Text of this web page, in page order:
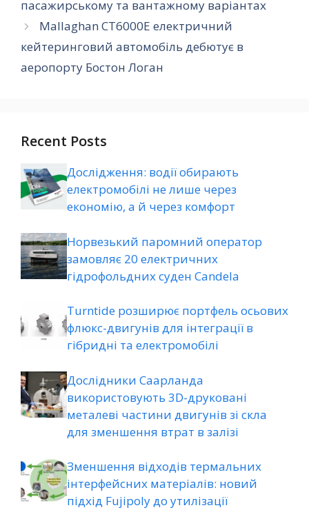
пасажирському та вантажному варіантах
Mallaghan CT6000E електричний
кейтеринговий автомобіль дебютує в
аеропорту Бостон Логан
Recent Posts
Дослідження: водії обирають
електромобілі не лише через
економію, а й через комфорт
Норвезький паромний оператор
замовляє 20 електричних
гідрофольдних суден Candela
Turntide розширює портфель осьових
флюкс-двигунів для інтеграції в
гібридні та електромобілі
Дослідники Саарланда
використовують 3D-друковані
металеві частини двигунів зі скла
для зменшення втрат в залізі
Зменшення відходів термальних
інтерфейсних матеріалів: новий
підхід Fujipoly до утилізації